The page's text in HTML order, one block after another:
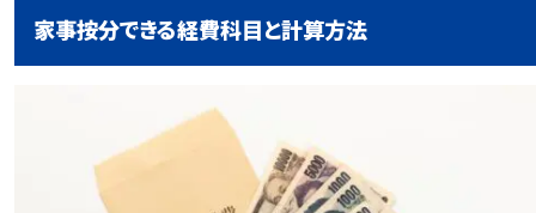
家事按分できる経費科目と計算方法